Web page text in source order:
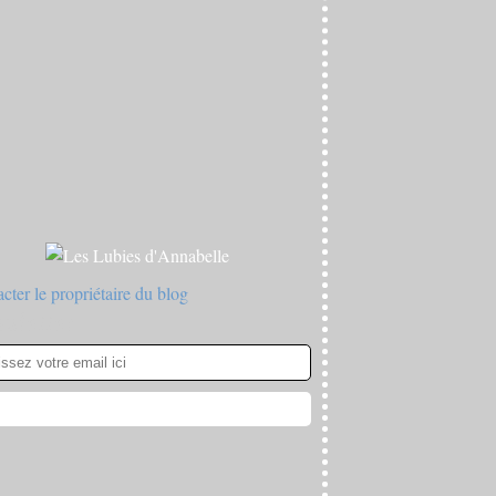
le propriétaire du blog